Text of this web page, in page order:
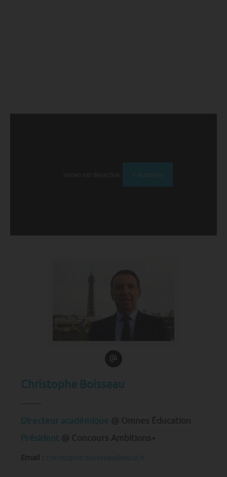
Vimeo est désactivé. ✓ Autoriser
Christophe Boisseau
Directeur académique
Président
Email : christophe.boisseau@esce.fr